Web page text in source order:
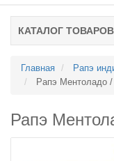
КАТАЛОГ ТОВАРОВ
Главная
Рапэ
Рапэ Ментоладо
Рапэ